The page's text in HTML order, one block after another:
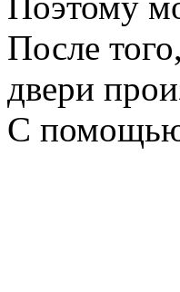
После
двери
С помощью